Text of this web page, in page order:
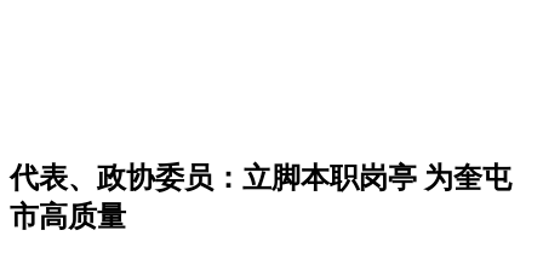
代表、政协委员：立脚本职岗亭 为奎屯
市高质量